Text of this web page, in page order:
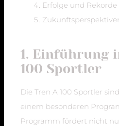
Erfolge und Rekorde
1. Einführung
100 Sportler
Die Tren A 100 Sportler
einem besonderen
Programm fördert nicht